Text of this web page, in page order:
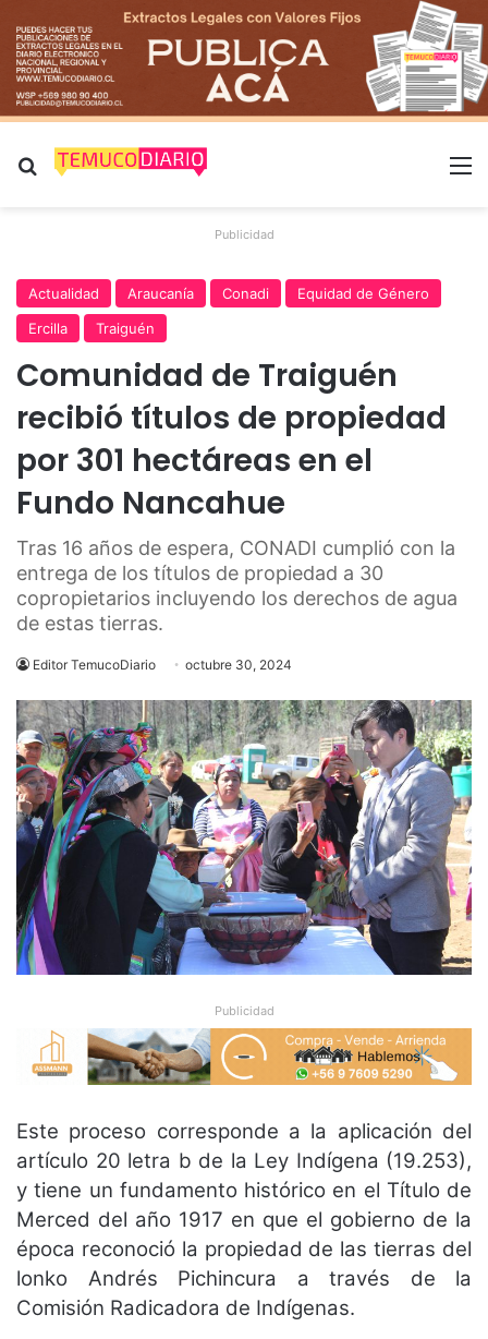
Buscar por
Publicidad
Actualidad Araucanía Conadi
Equidad de Género
Ercilla
Traiguén
Comunidad de Traiguén
recibió títulos de propiedad
por 301 hectáreas en el
Fundo Nancahue
Tras 16 años de espera, CONADI cumplió con la
entrega de los títulos de propiedad a 30
copropietarios incluyendo los derechos de agua
de estas tierras.
Editor TemucoDiario octubre 30, 2024
Publicidad
Este proceso corresponde a la aplicación del
artículo 20 letra b de la Ley Indígena (19.253),
y tiene un fundamento histórico en el Título de
Merced del año 1917 en que el gobierno de la
época reconoció la propiedad de las tierras del
lonko Andrés Pichincura a través de la
Comisión Radicadora de Indígenas.